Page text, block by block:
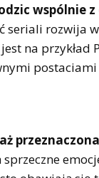
wspólnie
seriali rozwija
na przykład